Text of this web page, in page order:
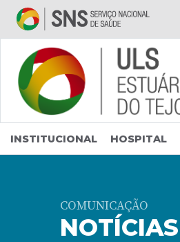
Saltar para conteúdo principal
INSTITUCIONAL HOSPITAL
COMUNICAÇÃO
NOTÍCIAS